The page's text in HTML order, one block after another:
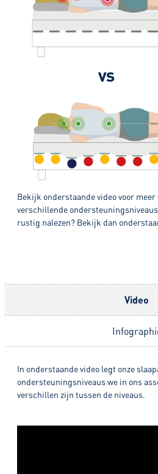
Bekijk onderstaande video voor
verschillende
rustig nalezen? Bekijk dan
Video
In onderstaande video legt onze
ondersteuningsniveaus we in ons
verschillen zijn tussen de niveaus.